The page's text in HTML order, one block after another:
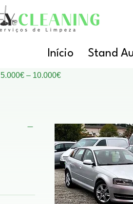
Início Stand
5.000€ – 10.000€